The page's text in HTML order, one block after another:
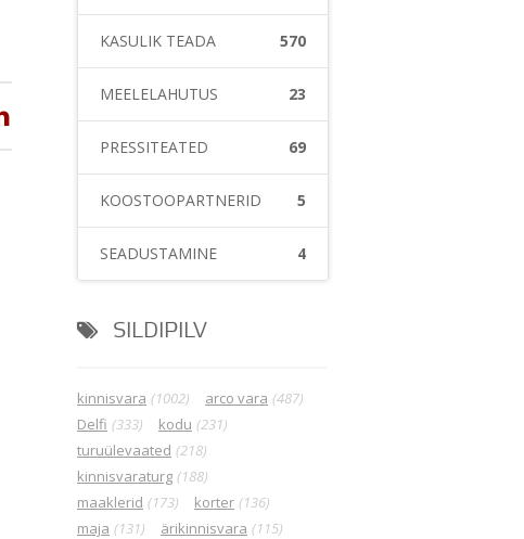
KASULIK TEADA 570
MEELELAHUTUS 23
PRESSITEATED 69
KOOSTÖÖPARTNERID 5
SEADUSTAMINE 4
SILDIPILV
kinnisvara (1002) arco vara (487)
Delfi (333) kodu (231)
turuülevaated (218)
kinnisvaraturg (188)
maaklerid (173) korter (136)
maja (131) ärikinnisvara (115)